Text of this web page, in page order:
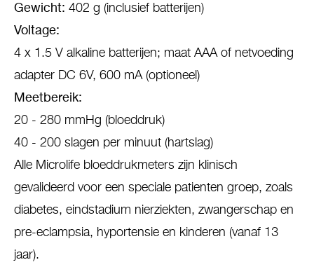
Gewicht: 402 g (inclusief batterijen)
Voltage:
4 x 1.5 V alkaline batterijen; maat AAA of netvoeding
adapter DC 6V, 600 mA (optioneel)
Meetbereik:
20 - 280 mmHg (bloeddruk)
40 - 200 slagen per minuut (hartslag)
Alle Microlife bloeddrukmeters zijn klinisch
gevalideerd voor een speciale patienten groep, zoals
diabetes, eindstadium nierziekten, zwangerschap en
pre-eclampsia, hyportensie en kinderen (vanaf 13
jaar).